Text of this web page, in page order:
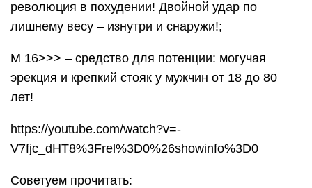
революция в похудении! Двойной удар по
лишнему весу – изнутри и снаружи!;
М 16>>> – средство для потенции: могучая
эрекция и крепкий стояк у мужчин от 18 до 80
лет!
https://youtube.com/watch?v=-
V7fjc_dHT8%3Frel%3D0%26showinfo%3D0
Советуем прочитать: